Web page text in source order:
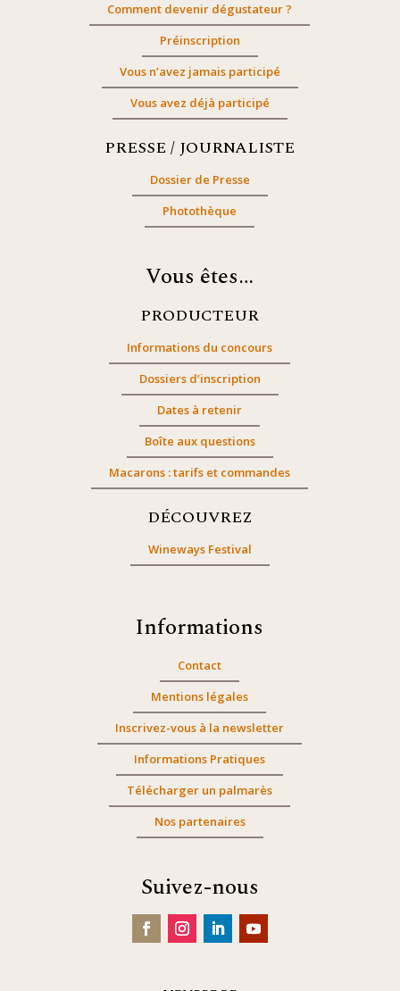
Comment devenir dégustateur ?
Préinscription
Vous n’avez jamais participé
Vous avez déjà participé
PRESSE / JOURNALISTE
Dossier de Presse
Photothèque
Vous êtes…
PRODUCTEUR
Informations du concours
Dossiers d’inscription
Dates à retenir
Boîte aux questions
Macarons : tarifs et commandes
DÉCOUVREZ
Wineways Festival
Informations
Contact
Mentions légales
Inscrivez-vous à la newsletter
Informations Pratiques
Télécharger un palmarès
Nos partenaires
Suivez-nous